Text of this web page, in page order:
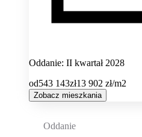
Oddanie: II kwartał 2028
od543 143zł13 902 zł/m2
Zobacz mieszkania
Oddanie